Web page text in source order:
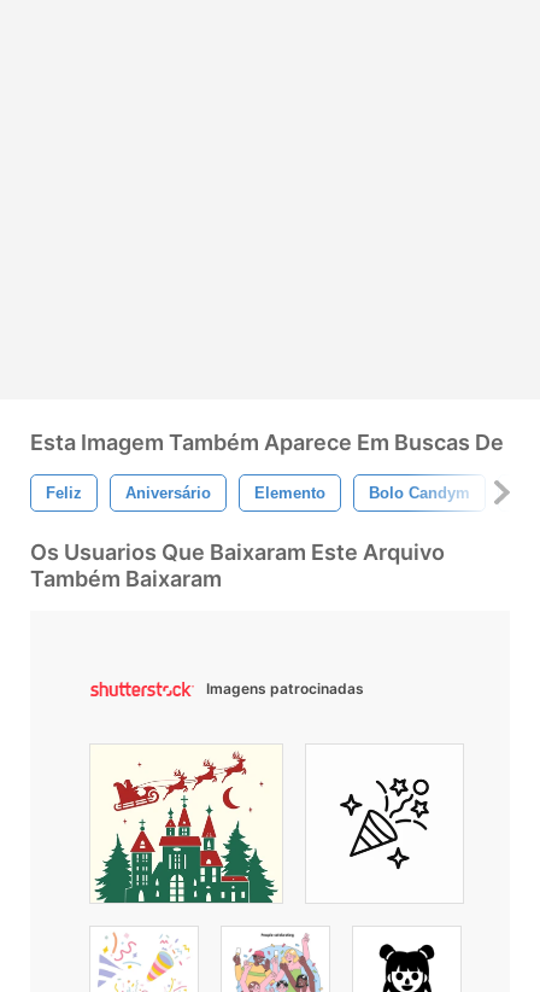
Esta Imagem Também Aparece Em Buscas De
Feliz Aniversário Elemento Bolo Candym
Os Usuarios Que Baixaram Este Arquivo
Também Baixaram
Imagens patrocinadas